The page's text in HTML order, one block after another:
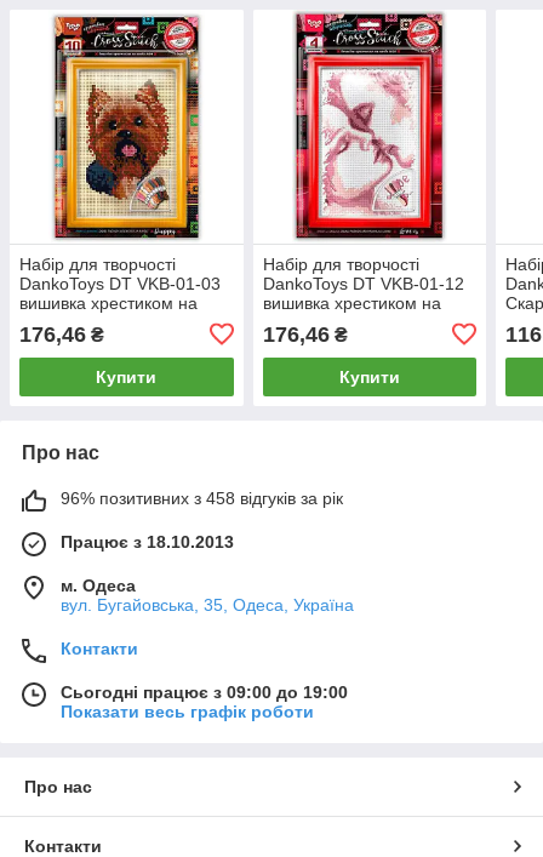
Набір для творчості
DankoToys DT VKB-01-03
вишивка хрестиком на
176,46 ₴
Купити
Набір для творчості
DankoToys DT VKB-01-12
вишивка хрестиком на
176,46₴
Купити
Про нас
96% позитивних з 458 відгуків за рік
Працює з 18.10.2013
м. Одеса
вул. Бугайовська, 35, Одеса, Україна
Контакти
Сьогодні працює з 09:00 до 19:00
Показати весь графік роботи
Про нас
Контакти